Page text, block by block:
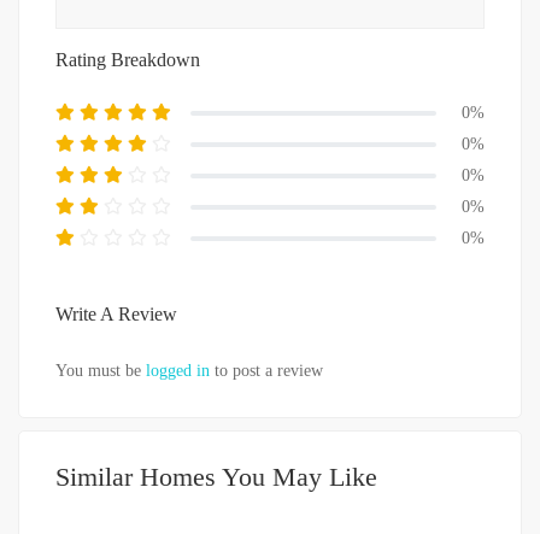
Rating Breakdown
0%
0%
0%
0%
0%
Write A Review
You must be logged in to post a review
Similar Homes You May Like